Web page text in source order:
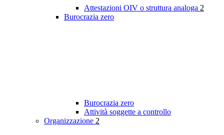
Attestazioni OIV o struttura analoga 2
Burocrazia zero
Burocrazia zero
Attività soggette a controllo
Organizzazione 2